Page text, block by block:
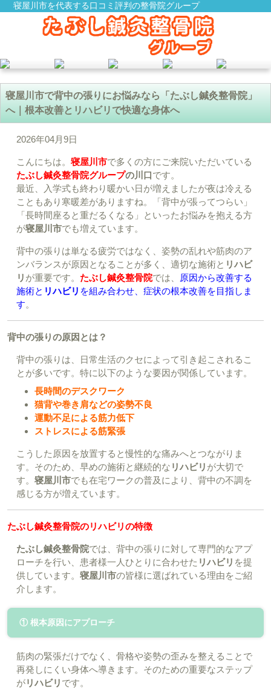
寝屋川市を代表する口コミ評判の整骨院グループ
寝屋川市で背中の張りにお悩みなら「たぶし鍼灸整骨院」
へ｜根本改善とリハビリで快適な身体へ
2026年04月9日
こんにちは。 寝屋川市で多くの方にご来院いただいている
たぶし鍼灸整骨院グループの川口です。
最近、入学式も終わり暖かい日が増えましたが夜は冷える
こともあり寒暖差がありますね。「背中が張ってつらい」
「長時間座ると重だるくなる」といったお悩みを抱える方
が寝屋川市でも増えています。
背中の張りは単なる疲労ではなく、姿勢の乱れや筋肉のア
ンバランスが原因となることが多く、適切な施術と リハビ
リ が重要です。 たぶし鍼灸整骨院では、
原因から改善する
施術と リハビリ を組み合わせ、症状の根本改善を目指しま
す。
背中の張りの原因とは？
背中の張りは、日常生活のクセによって引き起こされるこ
とが多いです。特に以下のような要因が関係しています。
長時間のデスクワーク
猫背や巻き肩などの姿勢不良
運動不足による筋力低下
ストレスによる筋緊張
こうした原因を放置すると慢性的な痛みへとつながりま
す。そのため、早めの施術と継続的な リハビリ が大切で
す。 寝屋川市でも在宅ワークの普及により、背中の不調を
感じる方が増えています。
たぶし鍼灸整骨院のリハビリの特徴
たぶし鍼灸整骨院では、背中の張りに対して専門的なアプ
ローチを行い、患者様一人ひとりに合わせた リハビリ を提
供しています。 寝屋川市の皆様に選ばれている理由をご紹
介します。
① 根本原因にアプローチ
筋肉の緊張だけでなく、骨格や姿勢の歪みを整えることで
再発しにくい身体へ導きます。そのための重要なステップ
がリハビリ です。